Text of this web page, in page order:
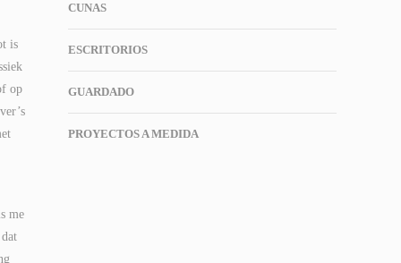
is
op
me
CUNAS
ESCRITORIOS
GUARDADO
PROYECTOS A MEDIDA